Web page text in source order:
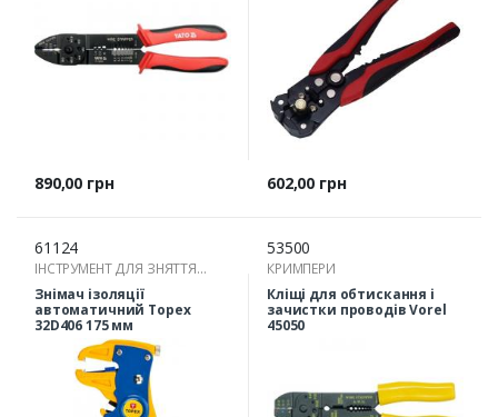
Ціна
890,00 грн Ціна
602,00 грн
61124
ІНСТРУМЕНТ ДЛЯ ЗНЯТТЯ
ІЗОЛЯЦІЇ
Знімач ізоляції
автоматичний Topex
32D406 175 мм
53500
КРИМПЕРИ
Кліщі для обтискання і
зачистки проводів Vorel
45050